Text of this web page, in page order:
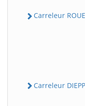
Carreleur
Carreleur